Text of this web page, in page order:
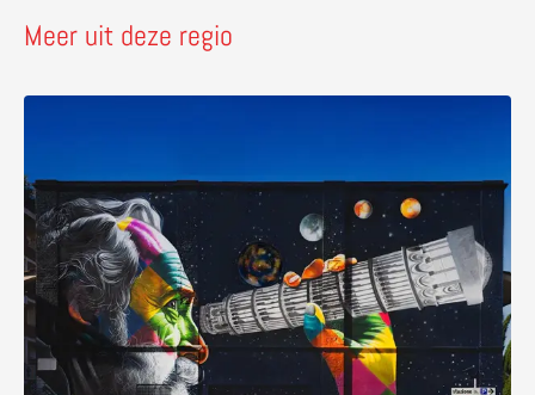
Meer uit deze regio